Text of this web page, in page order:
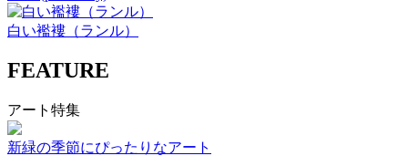
白い襤褸（ランル）
FEATURE
アート特集
新緑の季節にぴったりなアート